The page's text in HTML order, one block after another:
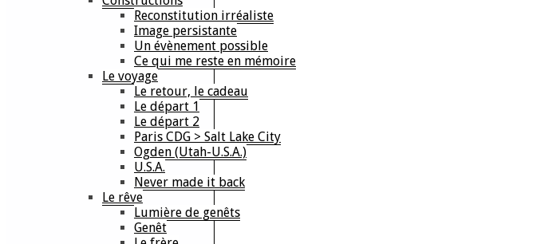
Reconstitution irréaliste
Image persistante
Un évènement possible
Ce qui me reste en mémoire
Le voyage
Le retour, le cadeau
Le départ 1
Le départ 2
Paris CDG > Salt Lake City
Ogden (Utah-U.S.A.)
U.S.A.
Never made it back
Le rêve
Lumière de genêts
Genêt